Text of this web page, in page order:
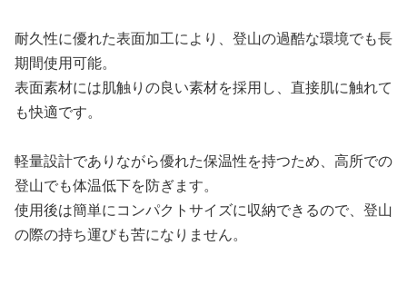
耐久性に優れた表面加工により、登山の過酷な環境でも長
期間使用可能。
表面素材には肌触りの良い素材を採用し、直接肌に触れて
も快適です。
軽量設計でありながら優れた保温性を持つため、高所での
登山でも体温低下を防ぎます。
使用後は簡単にコンパクトサイズに収納できるので、登山
の際の持ち運びも苦になりません。